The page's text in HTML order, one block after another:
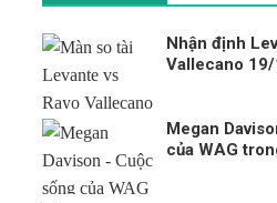
Nhận định
Vallecano
Megan
của WAG